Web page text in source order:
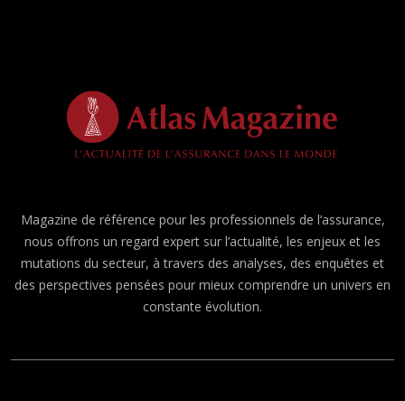
Magazine de référence pour les professionnels de l’assurance,
nous offrons un regard expert sur l’actualité, les enjeux et les
mutations du secteur, à travers des analyses, des enquêtes et
des perspectives pensées pour mieux comprendre un univers en
constante évolution.